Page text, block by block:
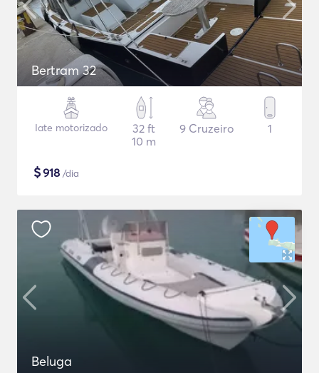
Bertram 32
Iate motorizado
32 ft
10 m
9 Cruzeiro 1
$918 /dia
Beluga